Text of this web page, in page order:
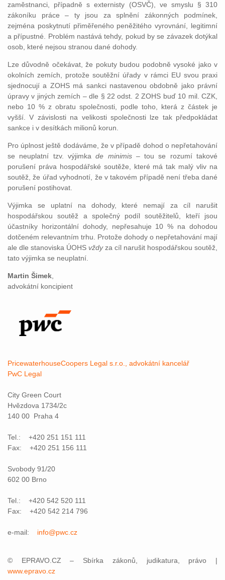
zaměstnanci, případně s externisty (OSVČ), ve smyslu § 310
zákoníku práce – ty jsou za splnění zákonných podmínek,
zejména poskytnutí přiměřeného peněžitého vyrovnání, legitimní
a přípustné. Problém nastává tehdy, pokud by se závazek dotýkal
osob, které nejsou stranou dané dohody.
Lze důvodně očekávat, že pokuty budou podobně vysoké jako v
okolních zemích, protože soutěžní úřady v rámci EU svou praxi
sjednocují a ZOHS má sankci nastavenou obdobně jako právní
úpravy v jiných zemích – dle § 22 odst. 2 ZOHS buď 10 mil. CZK,
nebo 10 % z obratu společnosti, podle toho, která z částek je
vyšší. V závislosti na velikosti společnosti lze tak předpokládat
sankce i v desítkách milionů korun.
Pro úplnost ještě dodáváme, že v případě dohod o nepřetahování
se neuplatní tzv. výjimkade minimis –tou se rozumí takové
porušení práva hospodářské soutěže, které má tak malý vliv na
soutěž, že úřad vyhodnotí, že v takovém případě není třeba dané
porušení postihovat.
Výjimka se uplatní na dohody, které nemají za cíl narušit
hospodářskou soutěž a společný podíl soutěžitelů, kteří jsou
účastníky horizontální dohody, nepřesahuje 10 % na dohodou
dotčeném relevantním trhu. Protože dohody o nepřetahování mají
ale dle stanoviska ÚOHS vždyza cíl narušit hospodářskou soutěž,
tato výjimka se neuplatní.
Martin Šimek
advokátní koncipient
PricewaterhouseCoopers Legal s.r.o., advokátní kancelář
PwC Legal
City Green Court
Hvězdova 1734/2c
140 00 Praha 4
Tel.: +420 251 151 111
Fax: +420 251 156 111
Svobody 91/20
602 00 Brno
Tel.: +420 542 520 111
Fax: +420 542 214 796
e-mail: info@pwc.cz
© EPRAVO.CZ – Sbírka zákonů, judikatura, právo |
www.epravo.cz